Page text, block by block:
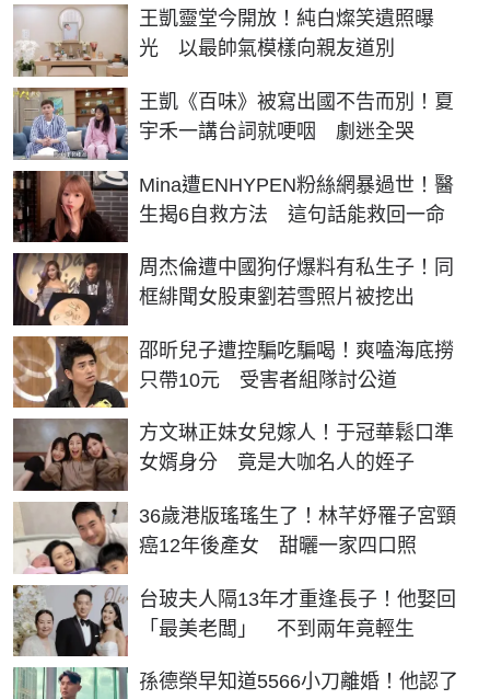
王凱靈堂今開放！純白燦笑遺照曝
光 以最帥氣模樣向親友道別
王凱《百味》被寫出國不告而別！夏
宇禾一講台詞就哽咽 劇迷全哭
Mina遭ENHYPEN粉絲網暴過世！醫
生揭6自救方法 這句話能救回一命
周杰倫遭中國狗仔爆料有私生子！同
框緋聞女股東劉若雪照片被挖出
邵昕兒子遭控騙吃騙喝！爽嗑海底撈
只帶10元 受害者組隊討公道
方文琳正妹女兒嫁人！于冠華鬆口準
女婿身分 竟是大咖名人的姪子
36歲港版瑤瑤生了！林芊妤罹子宮頸
癌12年後產女 甜曬一家四口照
台玻夫人隔13年才重逢長子！他娶回
「最美老闆」 不到兩年竟輕生
孫德榮早知道5566小刀離婚！他認了